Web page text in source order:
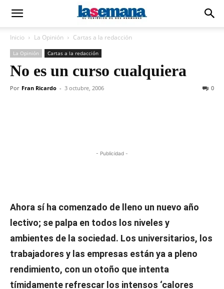
Inicio La Opinión Cartas a la redacción
La Opinión Cartas a la redacción
No es un curso cualquiera
Por Fran Ricardo - 3 octubre, 2006 0
- Publicidad -
Ahora sí ha comenzado de lleno un nuevo año
lectivo; se palpa en todos los niveles y
ambientes de la sociedad. Los universitarios, los
trabajadores y las empresas están ya a pleno
rendimiento, con un otoño que intenta
tímidamente refrescar los intensos ‘calores